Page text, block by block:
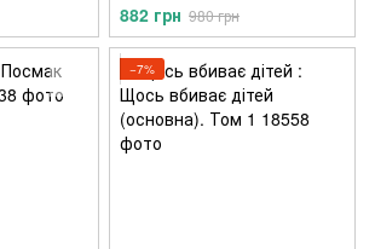
882 грн 980 грн
−7%